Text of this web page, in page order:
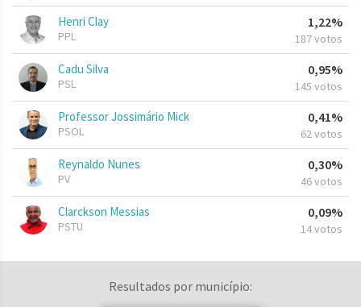
Henri Clay
PPL
1,22%
187 votos
Cadu Silva
PSL
0,95%
145 votos
Professor Jossimário Mick
PSOL
0,41%
62 votos
Reynaldo Nunes
PV
0,30%
46 votos
Clarckson Messias
PSTU
0,09%
14 votos
Resultados por município: